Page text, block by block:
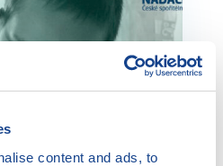
content and ads, to